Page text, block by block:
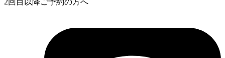
2回目以降ご予約の方へ